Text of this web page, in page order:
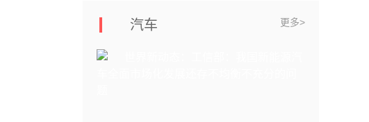
汽车 更多>